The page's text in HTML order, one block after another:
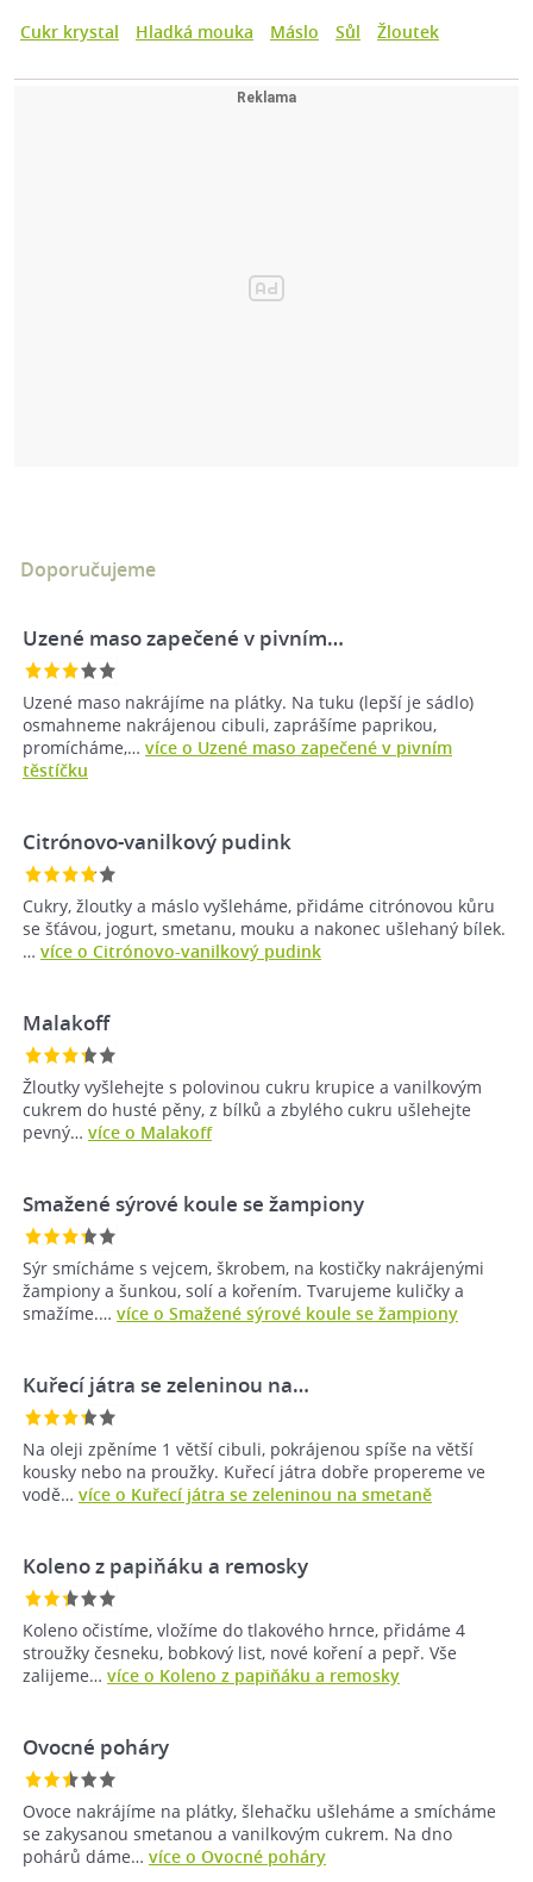
Cukr krystal
Hladká mouka Máslo Sůl Žloutek
Doporučujeme
Uzené maso zapečené v pivním…
Uzené maso nakrájíme na plátky. Na tuku (lepší je sádlo)
osmahneme nakrájenou cibuli, zaprášíme paprikou,
promícháme,… více o Uzené maso zapečené v pivním
těstíčku
Citrónovo-vanilkový pudink
Cukry, žloutky a máslo vyšleháme, přidáme citrónovou kůru
se šťávou, jogurt, smetanu, mouku a nakonec ušlehaný bílek.
… více o Citrónovo-vanilkový pudink
Malakoff
Žloutky vyšlehejte s polovinou cukru krupice a vanilkovým
cukrem do husté pěny, z bílků a zbylého cukru ušlehejte
pevný… více o Malakoff
Smažené sýrové koule se žampiony
Sýr smícháme s vejcem, škrobem, na kostičky nakrájenými
žampiony a šunkou, solí a kořením. Tvarujeme kuličky a
smažíme.… více o Smažené sýrové koule se žampiony
Kuřecí játra se zeleninou na…
Na oleji zpěníme 1 větší cibuli, pokrájenou spíše na větší
kousky nebo na proužky. Kuřecí játra dobře propereme ve
vodě… více o Kuřecí játra se zeleninou na smetaně
Koleno z papiňáku a remosky
Koleno očistíme, vložíme do tlakového hrnce, přidáme 4
stroužky česneku, bobkový list, nové koření a pepř. Vše
zalijeme… více o Koleno z papiňáku a remosky
Ovocné poháry
Ovoce nakrájíme na plátky, šlehačku ušleháme a smícháme
se zakysanou smetanou a vanilkovým cukrem. Na dno
pohárů dáme… více o Ovocné poháry